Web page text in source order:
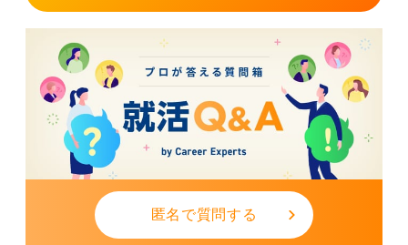
匿名で質問する